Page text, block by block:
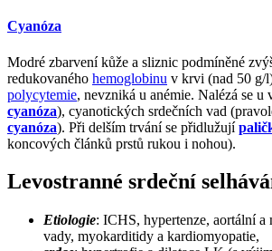
Cyanóza
Modré zbarvení kůže a sliznic podmíněné
redukovaného hemoglobinu v krvi (nad 50 g/
polycytemie, nevzniká u anémie. Nalézá se u
cyanóza), cyanotických srdečních vad
cyanóza). Při delším trvání se přidlužují
koncových článků prstů rukou i nohou).
Levostranné srdeční
Etiologie: ICHS, hypertenze, aortální
vady, myokarditidy a kardiomyopatie,